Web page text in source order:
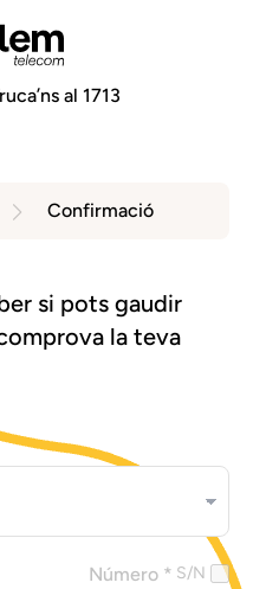
al 1713
Confirmació
si pots gaudir
la teva